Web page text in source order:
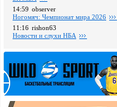
14:59 observer
Ногомяч: Чемпионат мира 2026
11:16 rishon63
Новости и слухи НБА